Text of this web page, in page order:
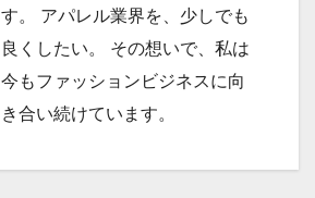
す。 アパレル業界を、少しでも
良くしたい。 その想いで、私は
今もファッションビジネスに向
き合い続けています。